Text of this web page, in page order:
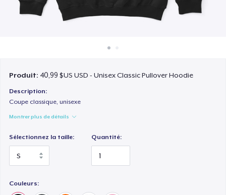
Produit: 40,99 $US USD - Unisex Classic Pullover Hoodie
Description:
Coupe classique, unisexe
Montrer plus de détails
Sélectionnez la taille: Quantité:
Couleurs: